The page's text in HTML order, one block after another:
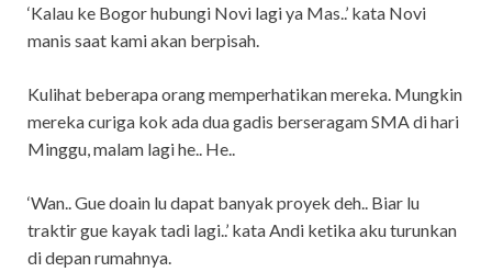
‘Kalau ke Bogor hubungi Novi lagi ya Mas..’ kata Novi
manis saat kami akan berpisah.
Kulihat beberapa orang memperhatikan mereka. Mungkin
mereka curiga kok ada dua gadis berseragam SMA di hari
Minggu, malam lagi he.. He..
‘Wan.. Gue doain lu dapat banyak proyek deh.. Biar lu
traktir gue kayak tadi lagi..’ kata Andi ketika aku turunkan
di depan rumahnya.